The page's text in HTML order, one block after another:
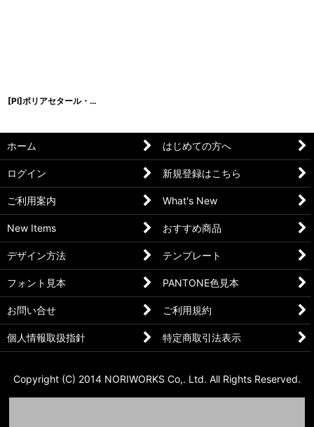
[PI]ポリアセタール・特殊-F
ホーム はじめての方へ
ログイン 新規登録はこちら
ご利用案内 What's New
New Items おすすめ商品
デザイン方法 テンプレート
フォント見本 PANTONE色見本
お問い合せ ご利用規約
個人情報取扱指針 特定商取引法表示
Copyright (C) 2014 NORIWORKS Co,. Ltd. All Rights Reserved.